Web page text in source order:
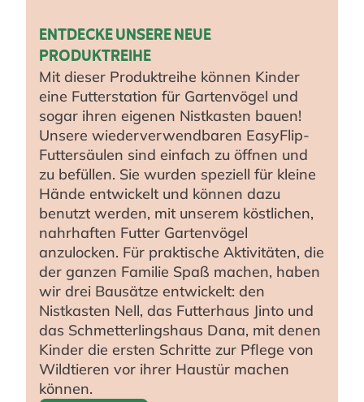
ENTDECKE UNSERE NEUE
PRODUKTREIHE
Mit dieser Produktreihe können Kinder
eine Futterstation für Gartenvögel und
sogar ihren eigenen Nistkasten bauen!
Unsere wiederverwendbaren EasyFlip-
Futtersäulen sind einfach zu öffnen und
zu befüllen. Sie wurden speziell für kleine
Hände entwickelt und können dazu
benutzt werden, mit unserem köstlichen,
nahrhaften Futter Gartenvögel
anzulocken. Für praktische Aktivitäten, die
der ganzen Familie Spaß machen, haben
wir drei Bausätze entwickelt: den
Nistkasten Nell, das Futterhaus Jinto und
das Schmetterlingshaus Dana, mit denen
Kinder die ersten Schritte zur Pflege von
Wildtieren vor ihrer Haustür machen
können.